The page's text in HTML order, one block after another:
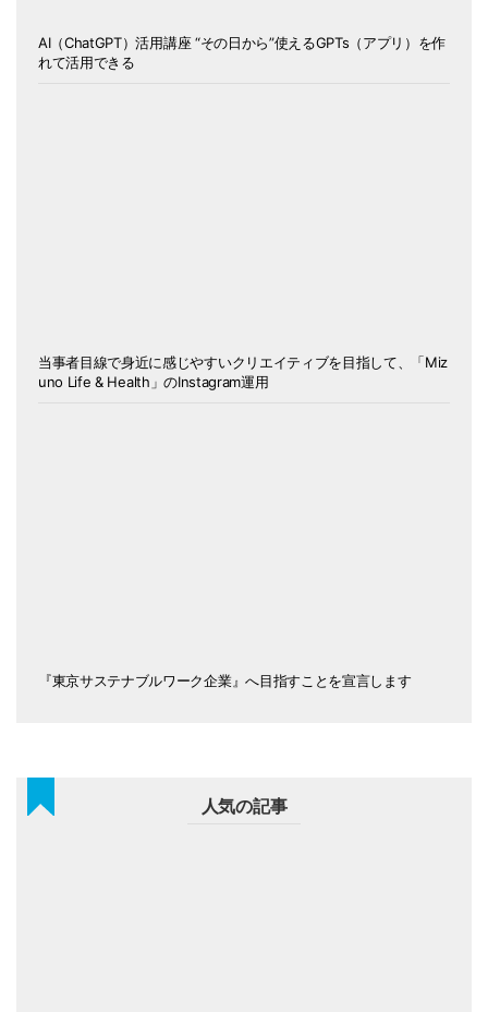
AI（ChatGPT）活用講座 “その日から”使えるGPTs（アプリ）を作
れて活用できる
当事者目線で身近に感じやすいクリエイティブを目指して、「Miz
uno Life & Health」のInstagram運用
『東京サステナブルワーク企業』へ目指すことを宣言します
人気の記事